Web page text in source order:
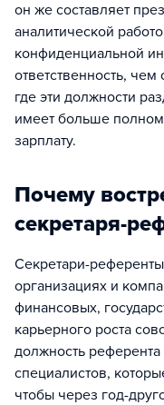
он же составляет
аналитической
конфиденциальной
ответственность,
где эти должности
имеет больше
зарплату.
Почему
секретаря-
Секретари-
организациях и
финансовых,
карьерного роста
должность
специалистов,
чтобы через год-